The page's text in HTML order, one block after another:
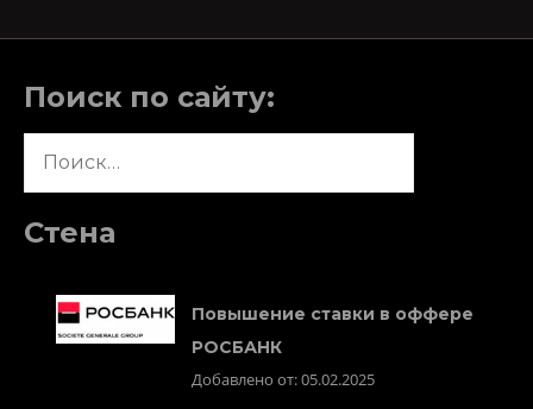
Поиск по сайту:
Стена
Повышение ставки в оффере
РОСБАНК
Добавлено от: 05.02.2025